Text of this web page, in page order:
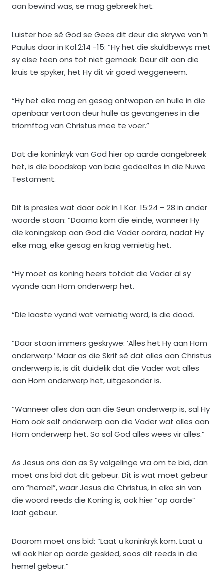
aan bewind was, se mag gebreek het.
Luister hoe sê God se Gees dit deur die skrywe van ŉ
Paulus daar in Kol.2:14 -15: “Hy het die skuldbewys met
sy eise teen ons tot niet gemaak. Deur dit aan die
kruis te spyker, het Hy dit vir goed weggeneem.
“Hy het elke mag en gesag ontwapen en hulle in die
openbaar vertoon deur hulle as gevangenes in die
triomftog van Christus mee te voer.”
Dat die koninkryk van God hier op aarde aangebreek
het, is die boodskap van baie gedeeltes in die Nuwe
Testament.
Dit is presies wat daar ook in 1 Kor. 15:24 – 28 in ander
woorde staan: “Daarna kom die einde, wanneer Hy
die koningskap aan God die Vader oordra, nadat Hy
elke mag, elke gesag en krag vernietig het.
“Hy moet as koning heers totdat die Vader al sy
vyande aan Hom onderwerp het.
“Die laaste vyand wat vernietig word, is die dood.
“Daar staan immers geskrywe: ‘Alles het Hy aan Hom
onderwerp.’ Maar as die Skrif sê dat alles aan Christus
onderwerp is, is dit duidelik dat die Vader wat alles
aan Hom onderwerp het, uitgesonder is.
“Wanneer alles dan aan die Seun onderwerp is, sal Hy
Hom ook self onderwerp aan die Vader wat alles aan
Hom onderwerp het. So sal God alles wees vir alles.”
As Jesus ons dan as Sy volgelinge vra om te bid, dan
moet ons bid dat dit gebeur. Dit is wat moet gebeur
om “hemel”, waar Jesus die Christus, in elke sin van
die woord reeds die Koning is, ook hier “op aarde”
laat gebeur.
Daarom moet ons bid: “Laat u koninkryk kom. Laat u
wil ook hier op aarde geskied, soos dit reeds in die
hemel gebeur.”